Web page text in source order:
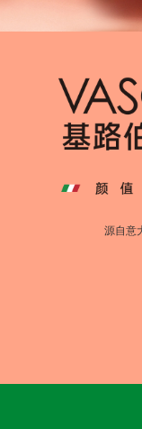
源自意